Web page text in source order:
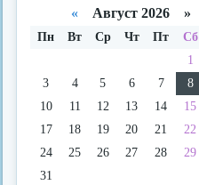
« Август 2026 »
Пн Вт Ср Чт Пт Сб
1
3
4 5 6 7 8
10
11 12 13 14 15
17
18 19 20 21 22
24
25 26 27 28 29
31